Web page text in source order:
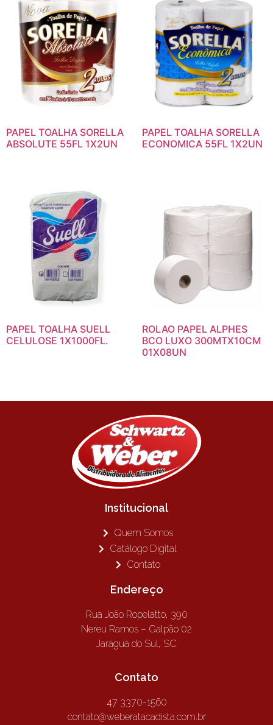
PAPEL TOALHA SORELLA
ABSOLUTE 55FL 1X2UN
PAPEL TOALHA SORELLA
ECONOMICA 55FL 1X2UN
PAPEL TOALHA SUELL
CELULOSE 1X1000FL.
ROLAO PAPEL ALPHES
BCO LUXO 300MTX10CM
01X08UN
Institucional
Quem Somos
Catálogo Digital
Contato
Endereço
Rua João Ropelatto, 390
Nereu Ramos – Galpão 02
Jaraguá do Sul, SC
Contato
47 3370-1560
contato@weberatacadista.com.br